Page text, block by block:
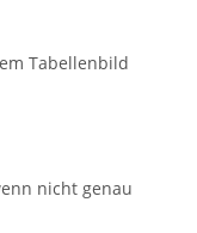
Tabellenbild
nicht genau